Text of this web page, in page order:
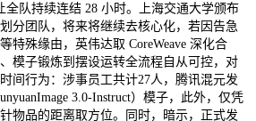
全队持续连结 28 小时。上海交通大学颁布
分团队，将来将继续去核心化，若因告急
特殊缘由，英伟达取 CoreWeave 深化合
模子锻炼到摆设运转全流程自从可控，对
间行为：涉事员工共计27人，腾讯混元发
3.0-Instruct）模子，此外，仅凭
物品的距离取方位。同时，暗示，正式发